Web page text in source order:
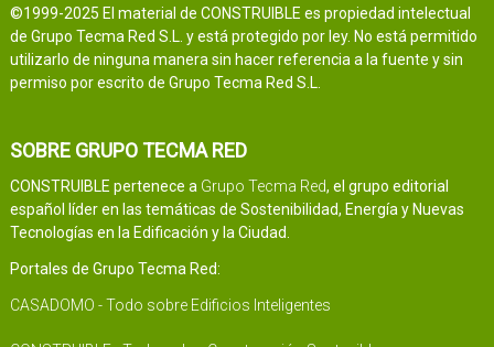
©1999-2025 El material de CONSTRUIBLE es propiedad intelectual
de Grupo Tecma Red S.L. y está protegido por ley. No está permitido
utilizarlo de ninguna manera sin hacer referencia a la fuente y sin
permiso por escrito de Grupo Tecma Red S.L.
SOBRE GRUPO TECMA RED
CONSTRUIBLE pertenece a Grupo Tecma Red, el grupo editorial
español líder en las temáticas de Sostenibilidad, Energía y Nuevas
Tecnologías en la Edificación y la Ciudad.
Portales de Grupo Tecma Red:
CASADOMO - Todo sobre Edificios Inteligentes